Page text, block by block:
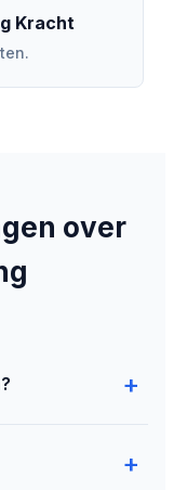
Kracht
over
+
voor LinkedIn en
+